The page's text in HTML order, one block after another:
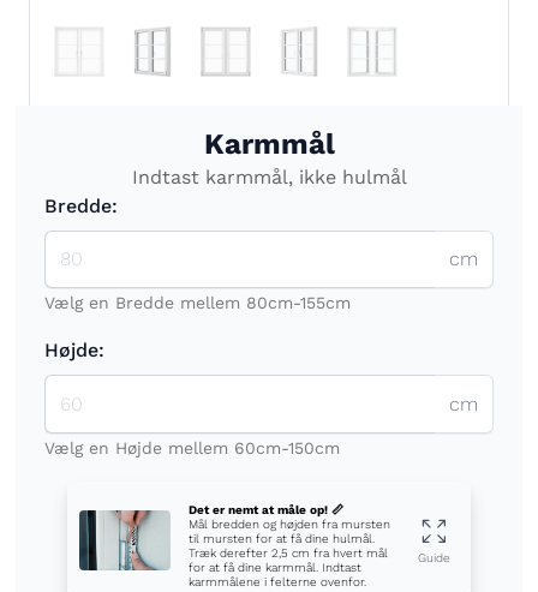
Karmmål
Indtast karmmål, ikke hulmål
Bredde:
cm
Vælg en Bredde mellem 80cm-155cm
Højde:
cm
Vælg en Højde mellem 60cm-150cm
Det er nemt at måle op! 📏
Mål bredden og højden fra mursten
til mursten for at få dine hulmål.
Træk derefter 2,5 cm fra hvert mål
for at få dine karmmål. Indtast
karmmålene i felterne ovenfor.
Guide